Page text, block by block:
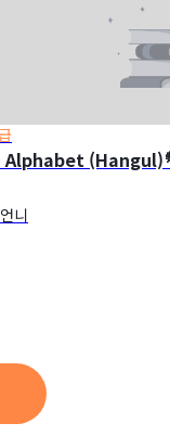
Alphabet
니